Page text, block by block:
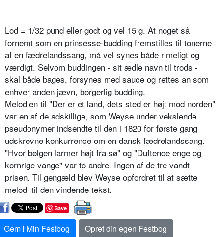
Lod = 1/32 pund eller godt og vel 15 g. At noget så
fornemt som en prinsesse-budding fremstilles til tonerne
af en fædrelandssang, må vel synes både rimeligt og
værdigt. Selvom buddingen - sit ædle navn til trods -
skal både bages, forsynes med sauce og rettes an som
enhver anden jævn, borgerlig budding.
Melodien til "Der er et land, dets sted er højt mod norden"
var en af de adskillige, som Weyse under vek­slende
pseudonymer indsendte til den i 1820 for første gang
udskrevne konkurrence om en dansk fædre­landssang.
"Hvor bølgen larmer højt fra sø" og "Duftende enge og
kornrige vange" var to andre. Ingen af de tre vandt
prisen. Til gengæld blev Weyse opfordret til at sætte
melodi til den vindende tekst.
Save
Gem i Min Festbog
Opret din egen Festbog